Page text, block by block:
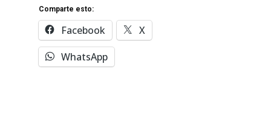
Comparte esto:
Facebook
X
WhatsApp